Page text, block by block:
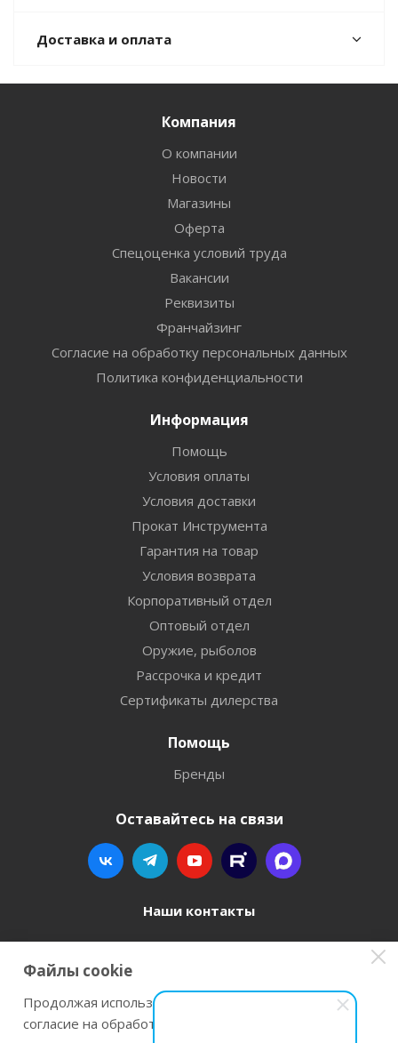
Доставка и оплата
Компания
О компании
Новости
Магазины
Оферта
Спецоценка условий труда
Вакансии
Реквизиты
Франчайзинг
Согласие на обработку персональных данных
Политика конфиденциальности
Информация
Помощь
Условия оплаты
Условия доставки
Прокат Инструмента
Гарантия на товар
Условия возврата
Корпоративный отдел
Оптовый отдел
Оружие, рыболов
Рассрочка и кредит
Сертификаты дилерства
Помощь
Бренды
Оставайтесь на связи
Наши контакты
8 800 77-00-962
г. Пермь, ул. Павла Преображенского, д.6А,
Файлы cookie
Продолжая использовать наш сайт Вы даете
согласие на обработку файлов cookie и